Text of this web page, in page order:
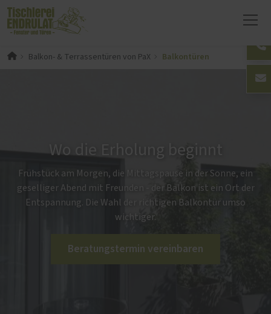
Balkon- & Terrassentüren von PaX Balkontüren
Wo die Erholung beginnt
Frühstück am Morgen, die Mittagspause in der Sonne, ein
geselliger Abend mit Freunden - der Balkon ist ein Ort der
Entspannung. Die Wahl der richtigen Balkontür umso
wichtiger.
Beratungstermin vereinbaren